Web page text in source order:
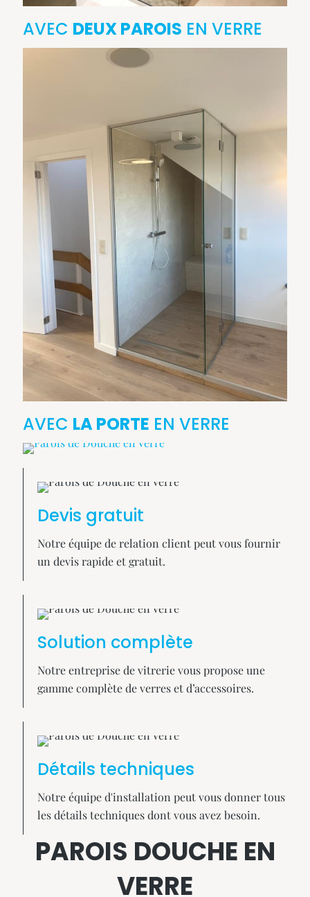
AVEC DEUX PAROIS EN VERRE
AVEC LA PORTE EN VERRE
Devis gratuit
Notre équipe de relation client peut vous fournir
un devis rapide et gratuit.
Solution complète
Notre entreprise de vitrerie vous propose une
gamme complète de verres et d’accessoires.
Détails techniques
Notre équipe d'installation peut vous donner tous
les détails techniques dont vous avez besoin.
PAROIS DOUCHE EN
VERRE